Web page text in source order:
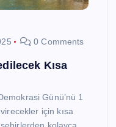
0 Comments
Kısa
Günü’nü 1
için kısa